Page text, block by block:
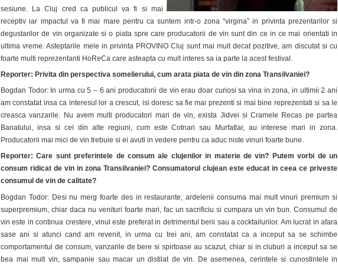
sesiune. La Cluj cred ca publicul va fi si mai
receptiv iar impactul va fi mai mare pentru ca suntem intr-o zona “virgina” in privinta prezentarilor si
degustarilor de vin organizate si o piata spre care producatorii de vin sunt din ce in ce mai orientati in
ultima vreme. Asteptarile mele in privinta PROVINO Cluj sunt mai mult decat pozitive, am discutat si cu
foarte multi reprezentanti HoReCa care asteapta cu mult interes sa ia parte la acest festival.
Reporter: Privita din perspectiva somelierului, cum arata piata de vin din zona Transilvaniei?
Bogdan Todor: In urma cu 5 – 6 ani producatorii de vin erau doar curiosi sa vina in zona, in ultimii 2 ani
am constatat insa ca interesul lor a crescut, isi doresc sa fie mai prezenti si mai bine reprezentati si sa le
creasca vanzarile. Nu avem multi producatori mari de vin, exista Jidvei si Cramele Recas pe partea
Banatului, insa si cei din alte regiuni, cum este Cotnari sau Murfatlar, au interese mari in zona.
Producatorii mai mici de vin trebuie si ei avuti in vedere pentru ca aduc niste vinuri foarte bune.
Reporter: Care sunt preferintele de consum ale clujenilor in materie de vin? Putem vorbi de un
consum ridicat de vin in zona Transilvaniei? Consumatorul clujean este educat in ceea ce priveste
consumul de vin de calitate?
Bogdan Todor: Desi nu merg foarte des in restaurante, ardelenii consuma mai mult vinuri premium si
superpremium, chiar daca nu venituri foarte mari, fac un sacrificiu si cumpara un vin bun. Consumul de
vin este in continua crestere, vinul este preferat in detrimentul berii sau a cocktailurilor. Am lucrat in afara
sase ani si atunci cand am revenit, in urma cu trei ani, am constatat ca a inceput sa se schimbe
comportamentul de consum, vanzarile de bere si spirtoase au scazut, chiar si in cluburi a inceput sa se
bea mai mult vin, sampanie sau macar un distilat de vin. De asemenea, cerintele si cunostintele in